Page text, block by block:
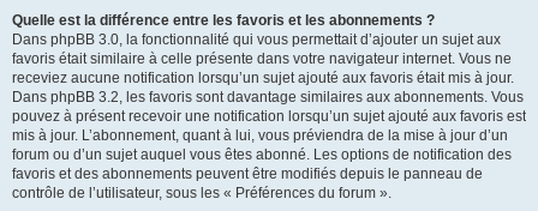
Quelle est la différence entre les favoris et les abonnements ?
Dans phpBB 3.0, la fonctionnalité qui vous permettait d’ajouter un sujet aux
favoris était similaire à celle présente dans votre navigateur internet. Vous ne
receviez aucune notification lorsqu’un sujet ajouté aux favoris était mis à jour.
Dans phpBB 3.2, les favoris sont davantage similaires aux abonnements. Vous
pouvez à présent recevoir une notification lorsqu’un sujet ajouté aux favoris est
mis à jour. L’abonnement, quant à lui, vous préviendra de la mise à jour d’un
forum ou d’un sujet auquel vous êtes abonné. Les options de notification des
favoris et des abonnements peuvent être modifiés depuis le panneau de
contrôle de l’utilisateur, sous les « Préférences du forum ».